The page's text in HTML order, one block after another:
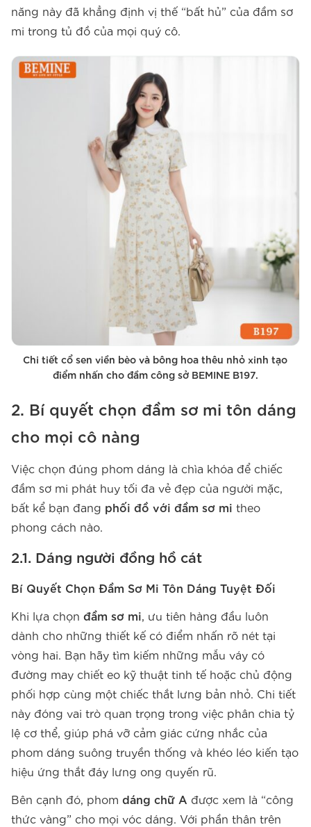
năng này đã khẳng định vị thế “bất hủ” của đầm sơ
mi trong tủ đồ của mọi quý cô.
Chi tiết cổ sen viền bèo và bông hoa thêu nhỏ xinh tạo
điểm nhấn cho đầm công sở BEMINE B197.
2. Bí quyết chọn đầm sơ mi tôn dáng
cho mọi cô nàng
Việc chọn đúng phom dáng là chìa khóa để chiếc
đầm sơ mi phát huy tối đa vẻ đẹp của người mặc,
bất kể bạn đang phối đồ với đầm sơ mi theo
phong cách nào.
2.1. Dáng người đồng hồ cát
Bí Quyết Chọn Đầm Sơ Mi Tôn Dáng Tuyệt Đối
Khi lựa chọn đầm sơ mi, ưu tiên hàng đầu luôn
dành cho những thiết kế có điểm nhấn rõ nét tại
vòng hai. Bạn hãy tìm kiếm những mẫu váy có
đường may chiết eo kỹ thuật tinh tế hoặc chủ động
phối hợp cùng một chiếc thắt lưng bản nhỏ. Chi tiết
này đóng vai trò quan trọng trong việc phân chia tỷ
lệ cơ thể, giúp phá vỡ cảm giác cứng nhắc của
phom dáng suông truyền thống và khéo léo kiến tạo
hiệu ứng thắt đáy lưng ong quyến rũ.
Bên cạnh đó, phom dáng chữ A được xem là “công
thức vàng” cho mọi vóc dáng. Với phần thân trên